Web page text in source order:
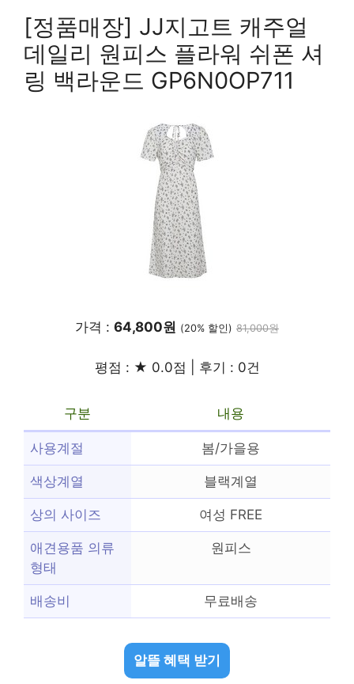
[정품매장] JJ지고트 캐주얼
데일리 원피스 플라워 쉬폰 셔
링 백라운드 GP6N0OP711
가격 : 64,800원 (20% 할인) 81,000원
평점 : ★ 0.0점 | 후기 : 0건
구분 내용
사용계절 봄/가을용
색상계열 블랙계열
상의 사이즈 여성 FREE
애견용품 의류
형태
원피스
배송비 무료배송
알뜰 혜택 받기